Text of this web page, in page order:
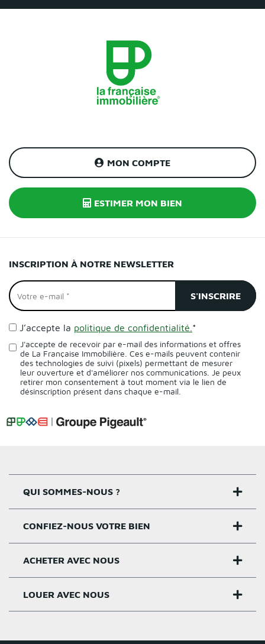
MON COMPTE
ESTIMER MON BIEN
INSCRIPTION À NOTRE NEWSLETTER
J’accepte la politique de confidentialité. *
J'accepte de recevoir par e-mail des informations et offres
de La Française Immobilière. Ces e-mails peuvent contenir
des technologies de suivi (pixels) permettant de mesurer
leur ouverture et d'améliorer nos communications. Je peux
retirer mon consentement à tout moment via le lien de
désinscription présent dans chaque e-mail.
QUI SOMMES-NOUS ?
Nos agences
Notre histoire
Nos valeurs
CONFIEZ-NOUS VOTRE BIEN
Estimer un bien
Critères estimation
ACHETER AVEC NOUS
Acheter sur Rennes
LOUER AVEC NOUS